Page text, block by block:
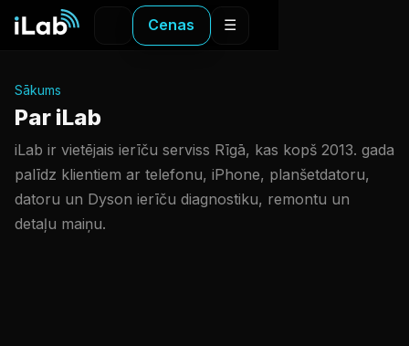
Cenas ☰
Sākums
Par iLab
iLab ir vietējais ierīču serviss Rīgā, kas kopš 2013. gada
palīdz klientiem ar telefonu, iPhone, planšetdatoru,
datoru un Dyson ierīču diagnostiku, remontu un
detaļu maiņu.